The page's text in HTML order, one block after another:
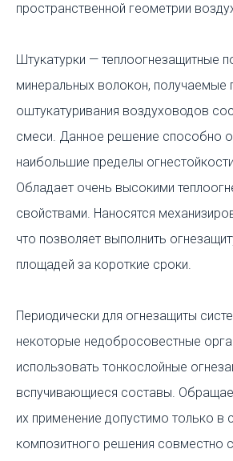
пространственной геометрии
Штукатурки — теплоогнезащитные
минеральных волокон, получаемые
оштукатуривания воздуховодов
смеси. Данное решение способно
наибольшие пределы
Обладает очень высокими
свойствами. Наносятся
что позволяет выполнить
площадей за короткие сроки.
Периодически для огнезащиты
некоторые недобросовестные
использовать тонкослойные
вспучивающиеся составы.
их применение допустимо только в
композитного решения совместно